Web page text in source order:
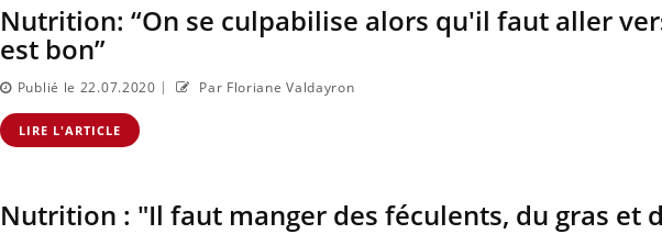
Nutrition: “On se culpabilise alors qu'il faut aller
est bon”
Publié le 22.07.2020 | Par Floriane Valdayron
LIRE L'ARTICLE
Nutrition : "Il faut manger des féculents, du gras et